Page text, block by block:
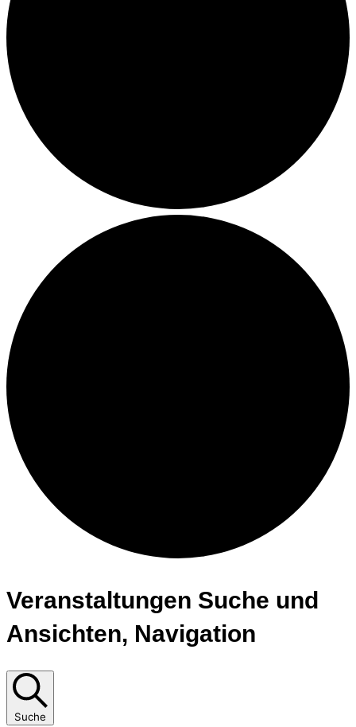
Veranstaltungen Suche und
Ansichten, Navigation
Suche